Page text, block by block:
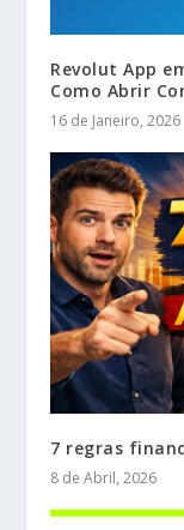
Revolut App
Como Abrir
16 de Janeiro, 2026
7 regras
8 de Abril, 2026